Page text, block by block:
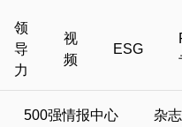
领
导
力
视
频
ESG
500强情报中心 杂